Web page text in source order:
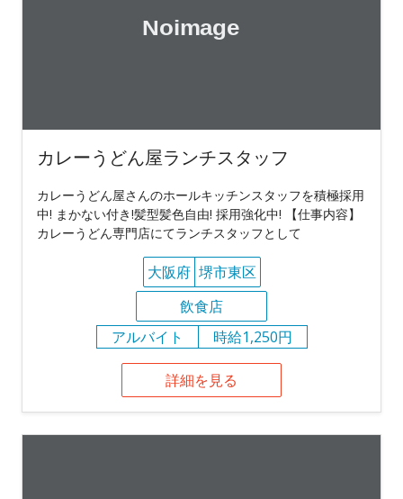
カレーうどん屋ランチスタッフ
カレーうどん屋さんのホールキッチンスタッフを積極採用
中! まかない付き!髪型髪色自由! 採用強化中! 【仕事内容】
カレーうどん専門店にてランチスタッフとして
大阪府 堺市東区
飲食店
アルバイト
時給1,250円
詳細を見る